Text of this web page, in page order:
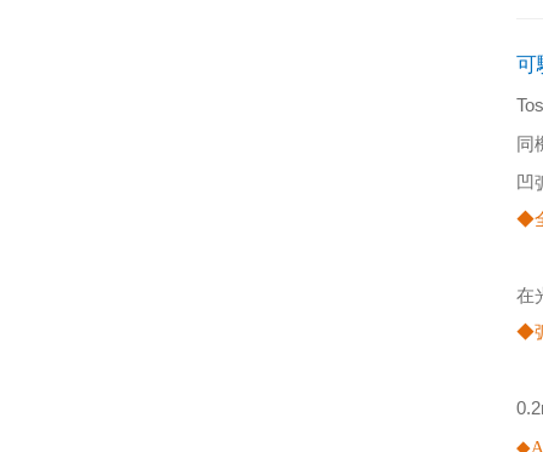
可
同
凹
◆
在
◆
◆